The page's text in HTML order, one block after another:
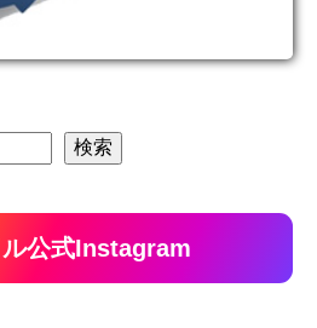
検索
公式Instagram